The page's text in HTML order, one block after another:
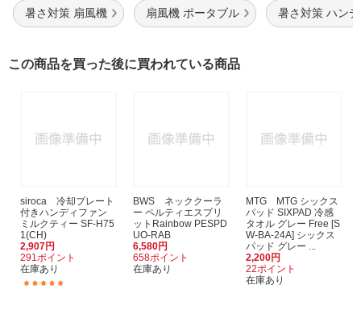
暑さ対策 扇風機 扇風機 ポータブル 暑さ対策 ハン
この商品を買った後に買われている商品
siroca 冷却プレート
付きハンディファン
ミルクティー SF-H75
1(CH)
2,907円
291ポイント
在庫あり
BWS ネッククーラ
ー ペルティエスプリ
ットRainbow PESPD
UO-RAB
6,580円
658ポイント
在庫あり
MTG MTG シックス
パッド SIXPAD 冷感
タオル グレー Free [S
W-BA-24A] シックス
パッド グレー ...
2,200円
22ポイント
在庫あり